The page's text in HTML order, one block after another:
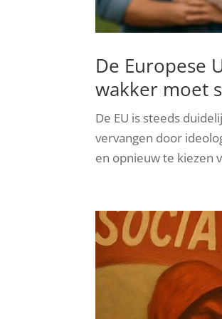
De Europese
wakker moet
De EU is steeds
vervangen door
en opnieuw te kiezen